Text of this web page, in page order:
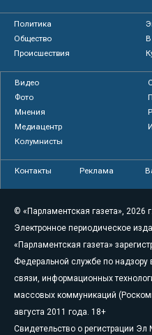
Политика
Общество
Происшествия
Видео
Фото
Мнения
Медиацентр
Колумнисты
Контакты Реклама
© «Парламентская газета», 2026 г.
Электронное периодическое
«Парламентская газета»
Федеральной службе по надзору
связи, информационных
массовых коммуникаций
августа 2011 года. 18+
Свидетельство о регистрации